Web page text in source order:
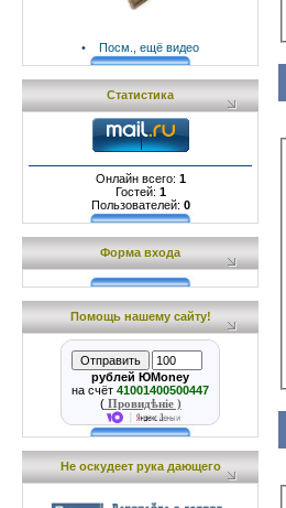
• Посм., ещё видео
Статистика
Онлайн всего: 1
Гостей: 1
Пользователей: 0
Форма входа
Помощь нашему сайту!
рублей ЮMoney
на счёт 41001400500447
( Провидѣніе )
Не оскудеет рука дающего